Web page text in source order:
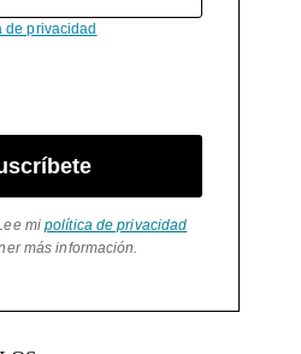
de privacidad
mipolítica de privacidad
más información.